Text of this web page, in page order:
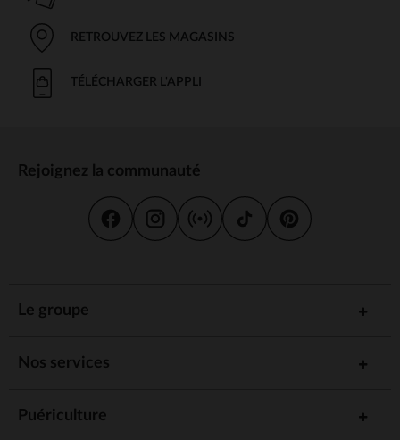
RETROUVEZ LES MAGASINS
TÉLÉCHARGER L'APPLI
Rejoignez la communauté
Le groupe
Nos services
Puériculture